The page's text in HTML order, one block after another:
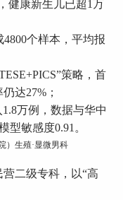
健康新生儿已超1万
个样本，平均报
策略，首
达27%；
万例，数据与华中
型敏感度0.91。
）生殖·显微男科
二级专科，以“高